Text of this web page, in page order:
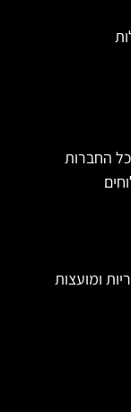
החברות
ומועצות